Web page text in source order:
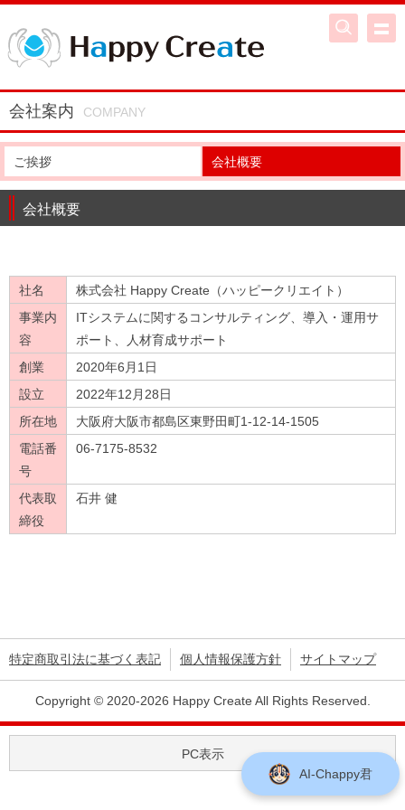
会社案内
ご挨拶 会社概要
会社概要
社名
株式会社 Happy Create（ハッピークリエイト）
事業内
容
ITシステムに関するコンサルティング、導入・運用サ
ポート、人材育成サポート
創業
2020年6月1日
設立
2022年12月28日
所在地
大阪府大阪市都島区東野田町1-12-14-1505
電話番
号
06-7175-8532
代表取
締役
石井 健
特定商取引法に基づく表記 個人情報保護方針 サイトマップ
Copyright © 2020-2026 Happy Create All Rights Reserved.
PC表示
AI-Chappy君